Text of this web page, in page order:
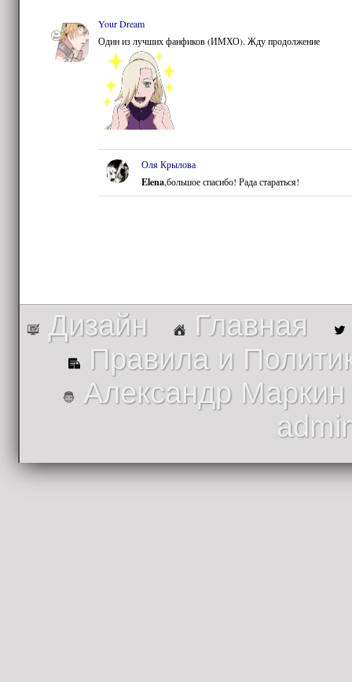
Your Dream
Один из лучших фанфиков (ИМХО). Жду продолжение
Оля Крылова
Elena,большое спасибо! Рада стараться!
Дизайн Главная
Правила и
Александр Маркин